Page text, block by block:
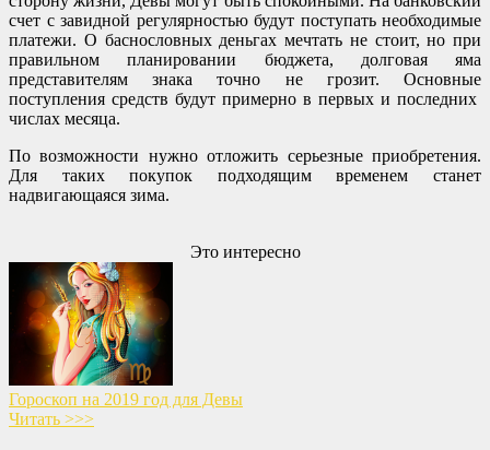
счет с завидной регулярностью будут поступать необходимые
платежи. О баснословных деньгах мечтать не стоит, но при
правильном планировании бюджета, долговая яма
представителям знака точно не грозит. Основные
поступления средств будут примерно в первых и последних
числах месяца.
По возможности нужно отложить серьезные приобретения.
Для таких покупок подходящим временем станет
надвигающаяся зима.
Это интересно
Гороскоп на 2019 год для Девы
Читать >>>